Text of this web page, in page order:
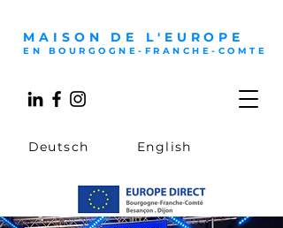
Deutsch English
MAISON DE L'EUROPE
EN BOURGOGNE-FRANCHE-COMTE